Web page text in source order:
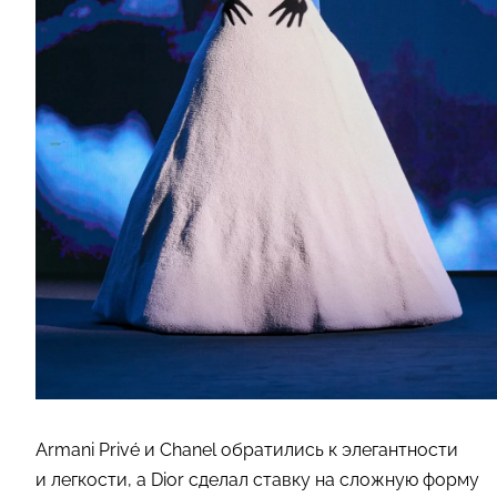
Armani Privé и Chanel обратились к элегантности
и легкости, а Dior сделал ставку на сложную форму